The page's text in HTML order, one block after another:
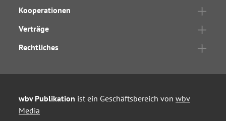
Kooperationen
Verträge
Rechtliches
wbv Publikation ist ein Geschäftsbereich von wbv
Media